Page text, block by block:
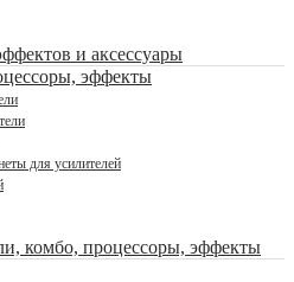
и аксессуары
эффекты
для усилителей
комбо, процессоры, эффекты